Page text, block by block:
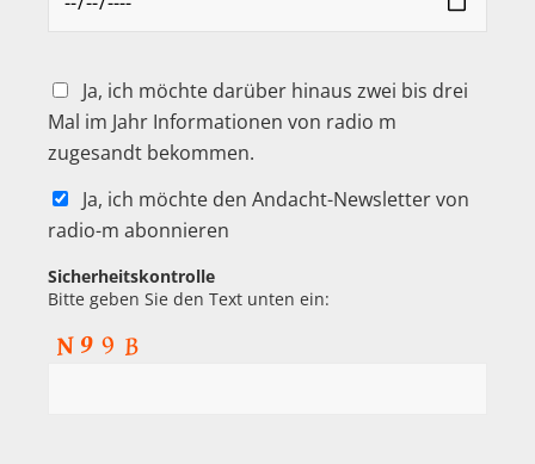
Ja, ich möchte darüber hinaus zwei bis drei
Mal im Jahr Informationen von radio m
zugesandt bekommen.
Ja, ich möchte den Andacht-Newsletter von
radio-m abonnieren
Sicherheitskontrolle
Bitte geben Sie den Text unten ein: